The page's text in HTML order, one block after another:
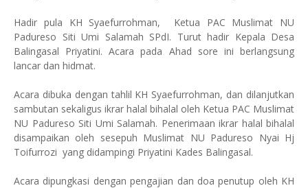
Hadir pula KH Syaefurrohman, Ketua PAC Muslimat NU
Padureso Siti Umi Salamah SPdI. Turut hadir Kepala Desa
Balingasal Priyatini. Acara pada Ahad sore ini berlangsung
lancar dan hidmat.
Acara dibuka dengan tahlil KH Syaefurrohman, dan dilanjutkan
sambutan sekaligus ikrar halal bihalal oleh Ketua PAC Muslimat
NU Padureso Siti Umi Salamah. Penerimaan ikrar halal bihalal
disampaikan oleh sesepuh Muslimat NU Padureso Nyai Hj
Toifurrozi yang didampingi Priyatini Kades Balingasal.
Acara dipungkasi dengan pengajian dan doa penutup oleh KH